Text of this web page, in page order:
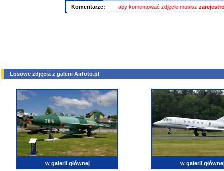
Komentarze:
aby komentować zdjęcie musisz
Losowe zdjęcia z galerii Airfoto.pl
w galerii głównej w galerii